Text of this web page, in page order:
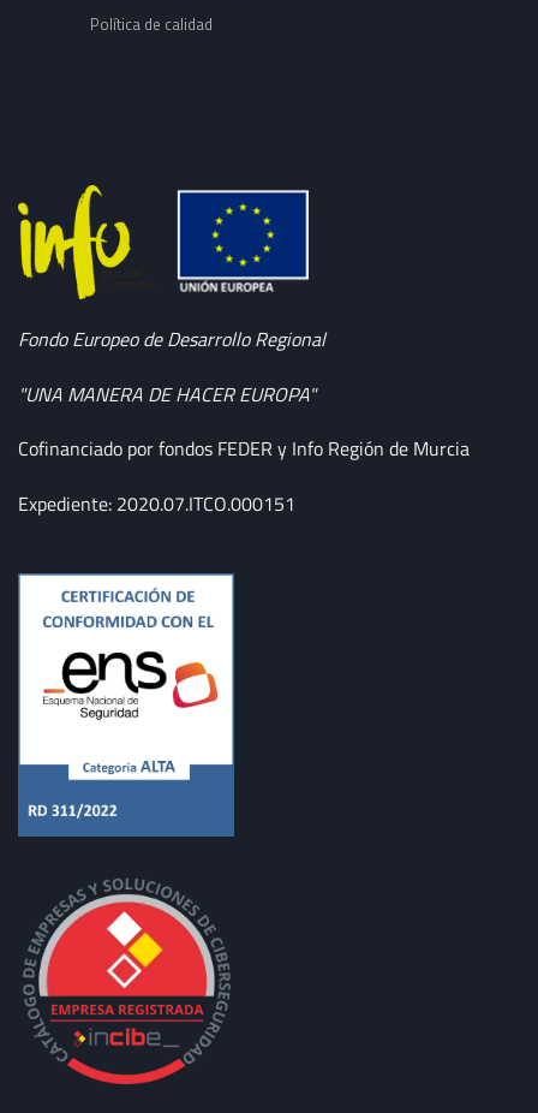
Política de calidad
Fondo Europeo de Desarrollo Regional
"UNA MANERA DE HACER EUROPA"
Cofinanciado por fondos FEDER y Info Región de Murcia
Expediente: 2020.07.ITCO.000151